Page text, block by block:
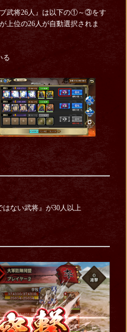
ブ武将26人』は以下の①～③をす
上位の26人が自動選択されま
る
はない武将』が30人以上